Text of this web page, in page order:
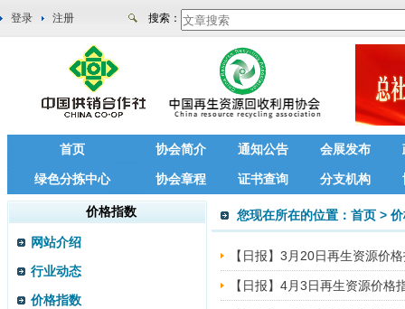
登录 注册 搜索：
首页 协会简介 通知公告 会展发布
绿色分拣中心 协会章程 证书查询 分支机构
价格指数
网站介绍
行业动态
价格指数
您现在所在的位置： 首页 >
【日报】3月20日再生资源价
【日报】4月3日再生资源价格